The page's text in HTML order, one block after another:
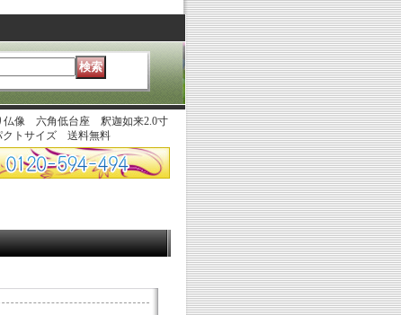
仏像 六角低台座 釈迦如来2.0寸
トサイズ 送料無料